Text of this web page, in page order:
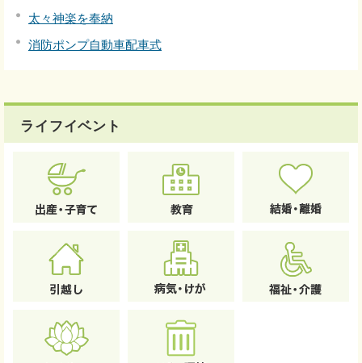
太々神楽を奉納
消防ポンプ自動車配車式
ライフイベント